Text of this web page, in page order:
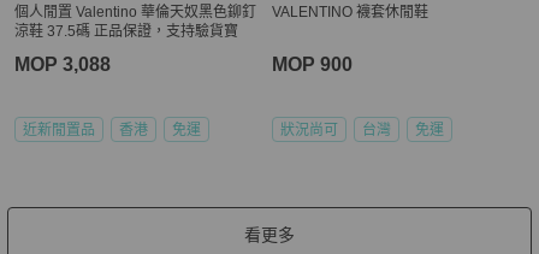
個人閒置 Valentino 華倫天奴黑色鉚釘
涼鞋 37.5碼 正品保證，支持驗貨寶
MOP 3,088
近新閒置品 香港 免運
VALENTINO 襪套休閒鞋
MOP 900
狀況尚可 台灣 免運
看更多